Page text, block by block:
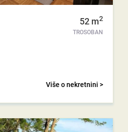
52 m2
TROSOBAN
Više o nekretnini >